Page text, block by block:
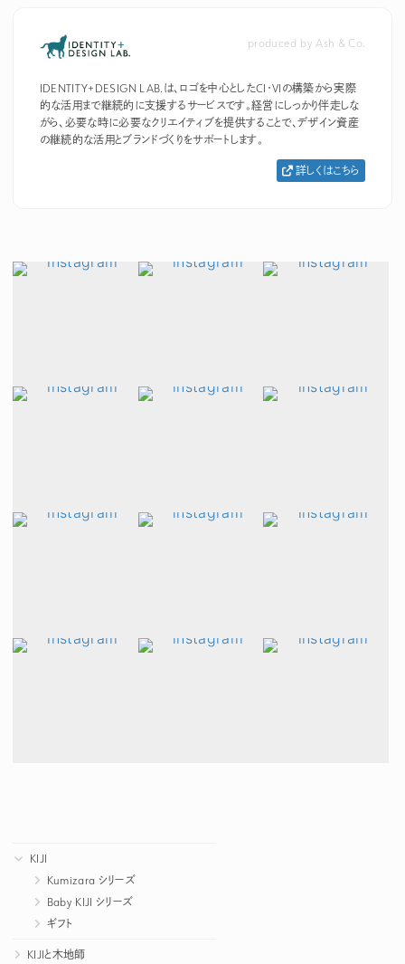
produced by Ash & Co.
IDENTITY+DESIGN LAB.は、ロゴを中心としたCI・VIの構築から実際
的な活用まで継続的に支援するサービスです。経営にしっかり伴走しな
がら、必要な時に必要なクリエイティブを提供することで、デザイン資産
の継続的な活用とブランドづくりをサポートします。
詳しくはこちら
KIJI
Kumizara シリーズ
Baby KIJI シリーズ
ギフト
KIJIと木地師